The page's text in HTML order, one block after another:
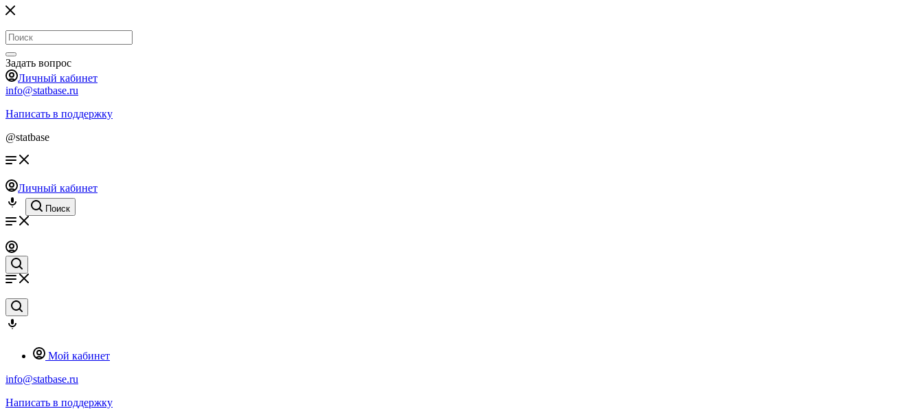
Задать вопрос
Личный кабинет
info@statbase.ru
Написать в поддержку
@statbase
Личный кабинет
Поиск
Мой кабинет
info@statbase.ru
Написать в поддержку